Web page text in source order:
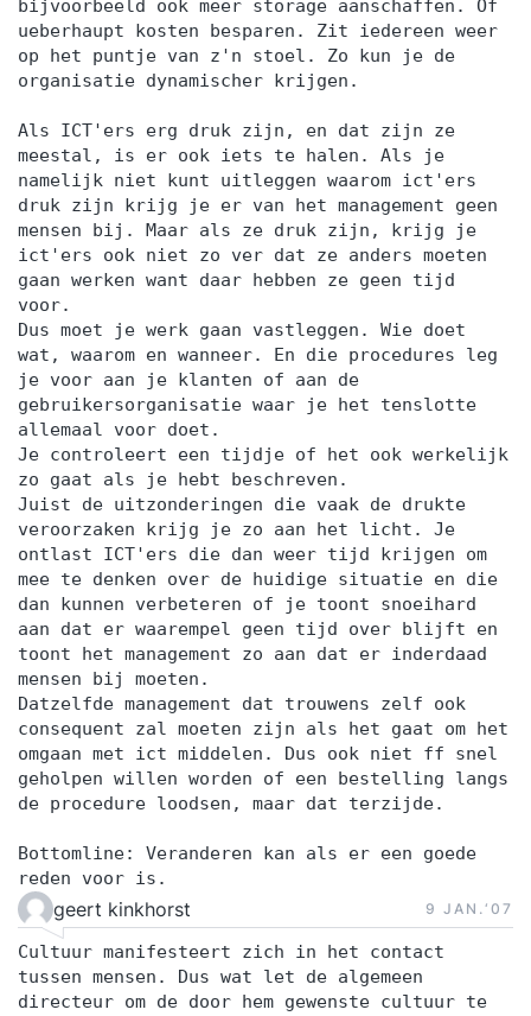
bijvoorbeeld ook meer storage aanschaffen. Of
ueberhaupt kosten besparen. Zit iedereen weer
op het puntje van z'n stoel. Zo kun je de
organisatie dynamischer krijgen.
Als ICT'ers erg druk zijn, en dat zijn ze
meestal, is er ook iets te halen. Als je
namelijk niet kunt uitleggen waarom ict'ers
druk zijn krijg je er van het management geen
mensen bij. Maar als ze druk zijn, krijg je
ict'ers ook niet zo ver dat ze anders moeten
gaan werken want daar hebben ze geen tijd
voor.
Dus moet je werk gaan vastleggen. Wie doet
wat, waarom en wanneer. En die procedures leg
je voor aan je klanten of aan de
gebruikersorganisatie waar je het tenslotte
allemaal voor doet.
Je controleert een tijdje of het ook werkelijk
zo gaat als je hebt beschreven.
Juist de uitzonderingen die vaak de drukte
veroorzaken krijg je zo aan het licht. Je
ontlast ICT'ers die dan weer tijd krijgen om
mee te denken over de huidige situatie en die
dan kunnen verbeteren of je toont snoeihard
aan dat er waarempel geen tijd over blijft en
toont het management zo aan dat er inderdaad
mensen bij moeten.
Datzelfde management dat trouwens zelf ook
consequent zal moeten zijn als het gaat om het
omgaan met ict middelen. Dus ook niet ff snel
geholpen willen worden of een bestelling langs
de procedure loodsen, maar dat terzijde.
Bottomline: Veranderen kan als er een goede
reden voor is.
geert kinkhorst 9 JAN.‘07
Cultuur manifesteert zich in het contact
tussen mensen. Dus wat let de algemeen
directeur om de door hem gewenste cultuur te